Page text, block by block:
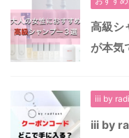
高級シ
が本気
iii by
iii by